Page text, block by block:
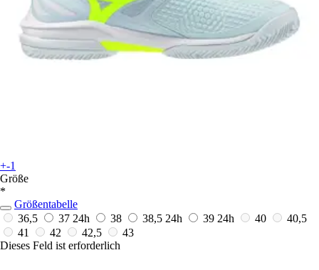
+-1
Größe
*
Größentabelle
36,5
37 24h 38 38,5 24h 39 24h 40
40,5
41
42 42,5
43
Dieses Feld ist erforderlich